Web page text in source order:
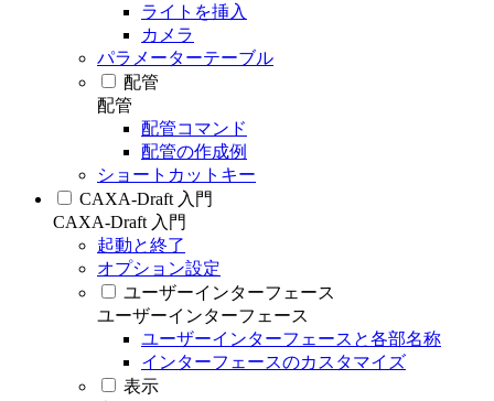
ライトを挿入
カメラ
パラメーターテーブル
配管
配管
配管コマンド
配管の作成例
ショートカットキー
CAXA-Draft 入門
CAXA-Draft 入門
起動と終了
オプション設定
ユーザーインターフェース
ユーザーインターフェース
ユーザーインターフェースと各部名称
インターフェースのカスタマイズ
表示